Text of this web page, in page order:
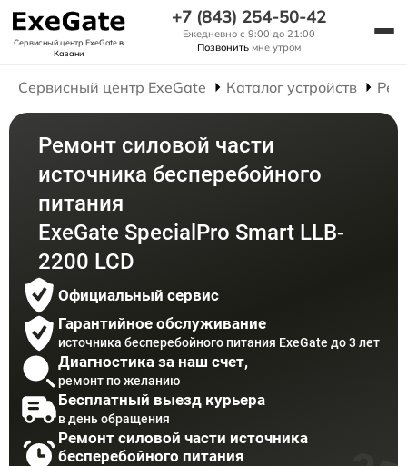
Сервисный центр ExeGateв
Казани
+7 (843) 254-50-42
Ежедневно с 9:00 до 21:00
Позвонить мне утром
Сервисный центр ExeGate Каталог устройств
Ремонт силовой части
источника бесперебойного
питания
ExeGate SpecialPro Smart LLB-
2200 LCD
Официальный сервис
Гарантийное обслуживание
источника бесперебойного питания ExeGate до 3 лет
Диагностика за наш счет,
ремонт по желанию
Бесплатный выезд курьера
в день обращения
Ремонт силовой части источника
бесперебойного питания